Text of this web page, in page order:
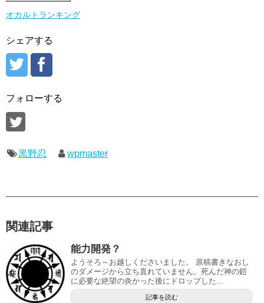
オカルトランキング
シェアする
フォローする
黒野忍 wpmaster
関連記事
能力開発？
ようそろ～お越しくださいました。 原稿書きなおし
のダメージから立ち直れていません。死んだ神の鎧
に必要な絶望の炎かった後にドロップした...
記事を読む